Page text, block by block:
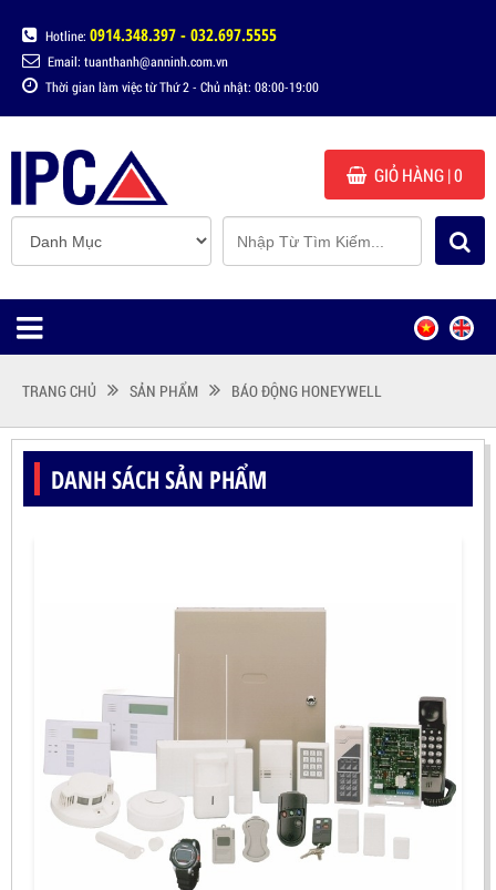
Hotline: 0914.348.397 - 032.697.5555
Email: tuanthanh@anninh.com.vn
Thời gian làm việc từ Thứ 2 - Chủ nhật: 08:00-19:00
GIỎ HÀNG| 0
TRANG CHỦ SẢN PHẨM BÁO ĐỘNG HONEYWELL
DANH SÁCH SẢN PHẨM